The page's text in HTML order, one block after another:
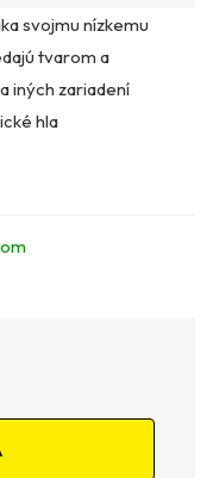
svojmu nízkemu
tvarom a
iných zariadení
hla